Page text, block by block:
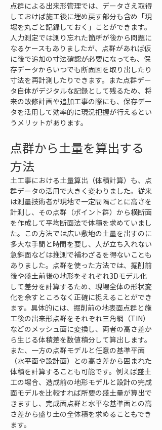
点群による出来形管理では、データさえ取得
しておけば施工後に埋め戻す部分も含め「現
場を丸ごと記録しておく」ことができます。
人力測定では測り忘れた箇所が後から問題に
なるケースもありましたが、点群があれば仮
に後で追加の寸法確認が必要になっても、保
存データからいつでも断面図を取り出したり
寸法を再計測したりできます。また点群デー
タ自体がデジタルな記録として残るため、将
来の改修計画や追加工事の際にも、保存デー
タを活用して効率的に現況把握が行えるとい
うメリットがあります。
点群から土量を算出する
方法
土工事における土量算出（体積計算）も、点
群データの活用で大きく変わりました。従来
は測量技術者が現地で一定間隔ごとに高さを
計測し、その点群（ポイント群）から横断面
を作成して平均断面法で体積を求めていまし
た。この方法では広い敷地の土量を出すのに
多大な手間と時間を要し、人が立ち入れない
急斜面などは推測で補わざるを得ないことも
ありました。点群を使った方法では、掘削前
後や盛土前後の地形をそれぞれ3Dモデル化
して差分を計算するため、現場全体の形状変
化を余すところなく正確に捉えることができ
ます。具体的には、掘削前の地表面点群と施
工後の出来形点群をそれぞれ三角網（TIN）
などのメッシュ面に変換し、両者の高さ差か
ら生じる体積差を数値積分して算出します。
また、一方の点群モデルと任意の基準平面
（水平面や設計面）との高さ差から囲まれた
体積を計算することも可能です。例えば盛土
工の場合、造成前の地形モデルと設計の完成
面モデルを比較すれば所要の盛土量が算出で
きますし、完成面点群と水平な基準面との高
さ差から盛り土の全体積を求めることもでき
ます。